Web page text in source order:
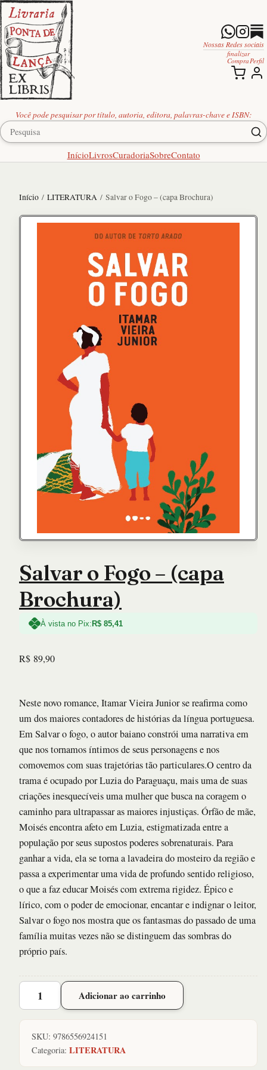
Você pode pesquisar por título, autoria, editora, palavras-chave e ISBN:
InícioLivrosCuradoriaSobreContato
Nossas Redes sociais
finalizar
Compra Perfil
Início / LITERATURA / Salvar o Fogo – (capa Brochura)
Salvar o Fogo – (capa
Brochura)
À vista no Pix:R$ 85,41
R$ 89,90
Neste novo romance, Itamar Vieira Junior se reafirma como
um dos maiores contadores de histórias da língua portuguesa.
Em Salvar o fogo, o autor baiano constrói uma narrativa em
que nos tornamos íntimos de seus personagens e nos
comovemos com suas trajetórias tão particulares.O centro da
trama é ocupado por Luzia do Paraguaçu, mais uma de suas
criações inesquecíveis uma mulher que busca na coragem o
caminho para ultrapassar as maiores injustiças. Órfão de mãe,
Moisés encontra afeto em Luzia, estigmatizada entre a
população por seus supostos poderes sobrenaturais. Para
ganhar a vida, ela se torna a lavadeira do mosteiro da região e
passa a experimentar uma vida de profundo sentido religioso,
o que a faz educar Moisés com extrema rigidez. Épico e
lírico, com o poder de emocionar, encantar e indignar o leitor,
Salvar o fogo nos mostra que os fantasmas do passado de uma
família muitas vezes não se distinguem das sombras do
próprio país.
Salvar
(capa
Brochura)
Adicionar ao carrinho
SKU: 9786556924151
Categoria: LITERATURA